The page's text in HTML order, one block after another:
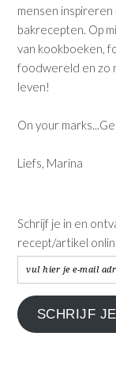
mensen
bakrecepten. Op
van kookboeken,
foodwereld en zo
leven!
On your
Liefs, Marina
Schrijf je in en
recept/artikel
vul
hier
je
e-
SCHRIJF